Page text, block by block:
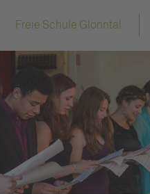
Freie Schule Glonntal